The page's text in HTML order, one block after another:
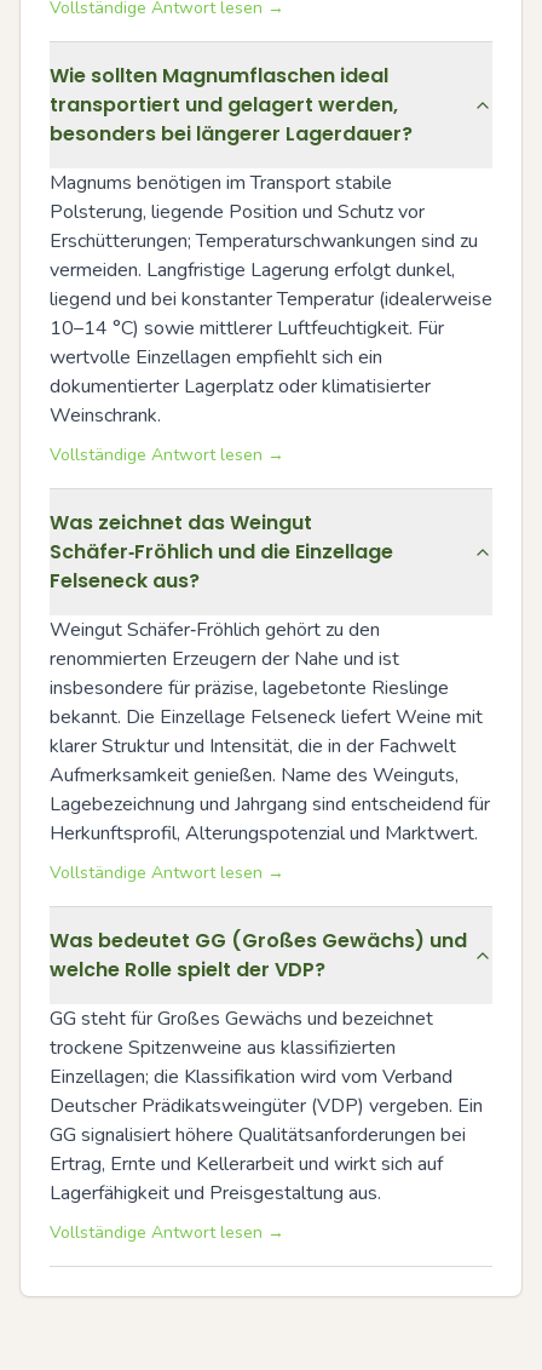
Vollständige Antwort lesen →
Wie sollten Magnumflaschen ideal
transportiert und gelagert werden,
besonders bei längerer Lagerdauer?
Magnums benötigen im Transport stabile
Polsterung, liegende Position und Schutz vor
Erschütterungen; Temperaturschwankungen sind zu
vermeiden. Langfristige Lagerung erfolgt dunkel,
liegend und bei konstanter Temperatur (idealerweise
10–14 °C) sowie mittlerer Luftfeuchtigkeit. Für
wertvolle Einzellagen empfiehlt sich ein
dokumentierter Lagerplatz oder klimatisierter
Weinschrank.
Vollständige Antwort lesen →
Was zeichnet das Weingut
Schäfer‑Fröhlich und die Einzellage
Felseneck aus?
Weingut Schäfer‑Fröhlich gehört zu den
renommierten Erzeugern der Nahe und ist
insbesondere für präzise, lagebetonte Rieslinge
bekannt. Die Einzellage Felseneck liefert Weine mit
klarer Struktur und Intensität, die in der Fachwelt
Aufmerksamkeit genießen. Name des Weinguts,
Lagebezeichnung und Jahrgang sind entscheidend für
Herkunftsprofil, Alterungspotenzial und Marktwert.
Vollständige Antwort lesen →
Was bedeutet GG (Großes Gewächs) und
welche Rolle spielt der VDP?
GG steht für Großes Gewächs und bezeichnet
trockene Spitzenweine aus klassifizierten
Einzellagen; die Klassifikation wird vom Verband
Deutscher Prädikatsweingüter (VDP) vergeben. Ein
GG signalisiert höhere Qualitätsanforderungen bei
Ertrag, Ernte und Kellerarbeit und wirkt sich auf
Lagerfähigkeit und Preisgestaltung aus.
Vollständige Antwort lesen →